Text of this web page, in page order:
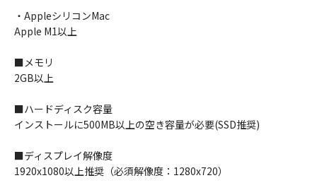
・AppleシリコンMac
Apple M1以上
■メモリ
2GB以上
■ハードディスク容量
インストールに500MB以上の空き容量が必要(SSD推奨)
■ディスプレイ解像度
1920x1080以上推奨（必須解像度：1280x720）